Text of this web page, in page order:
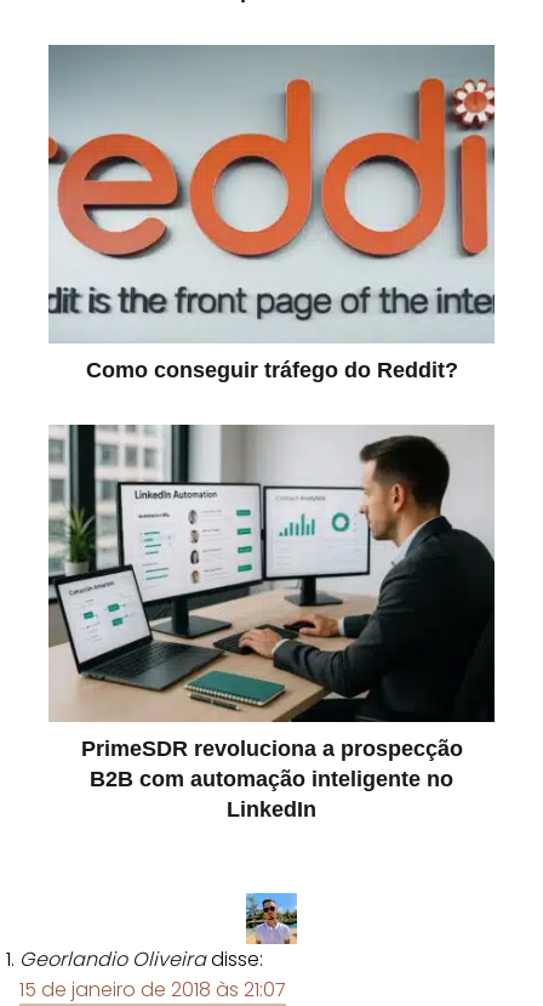
Como conseguir tráfego do Reddit?
PrimeSDR revoluciona a prospecção
B2B com automação inteligente no
LinkedIn
Georlandio Oliveiradisse:
15 de janeiro de 2018 às 21:07